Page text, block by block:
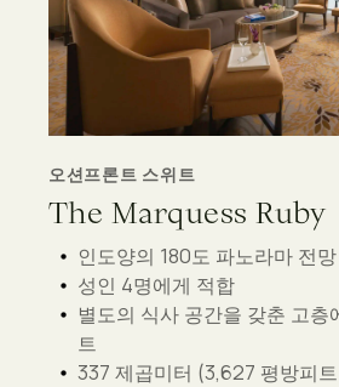
오션프론트 스위트
The Marquess Ruby
인도양의 180도 파노라마 전망
성인 4명에게 적합
별도의 식사 공간을 갖춘 고층
트
337 제곱미터 (3,627 평방피